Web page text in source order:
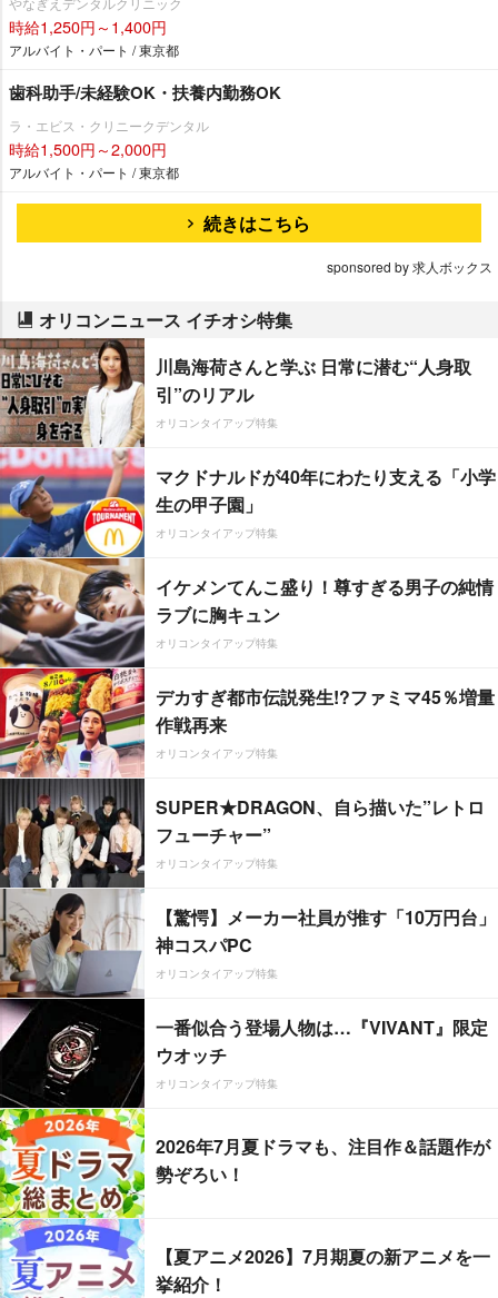
時給1,250円～1,400円
アルバイト・パート / 東京都
歯科助手/未経験OK・扶養内勤務OK
ラ・エビス・クリニークデンタル
時給1,500円～2,000円
アルバイト・パート / 東京都
続きはこちら
sponsored by 求人ボックス
オリコンニュース イチオシ特集
川島海荷さんと学ぶ 日常に潜む“人身取
引”のリアル
オリコンタイアップ特集
マクドナルドが40年にわたり支える「小学
生の甲子園」
オリコンタイアップ特集
イケメンてんこ盛り！尊すぎる男子の純情
ラブに胸キュン
オリコンタイアップ特集
デカすぎ都市伝説発生!?ファミマ45％増量
作戦再来
オリコンタイアップ特集
SUPER★DRAGON、自ら描いた”レトロ
フューチャー”
オリコンタイアップ特集
【驚愕】メーカー社員が推す「10万円台」
神コスパPC
オリコンタイアップ特集
一番似合う登場人物は…『VIVANT』限定
ウオッチ
オリコンタイアップ特集
2026年7月夏ドラマも、注目作＆話題作が
勢ぞろい！
【夏アニメ2026】7月期夏の新アニメを一
挙紹介！